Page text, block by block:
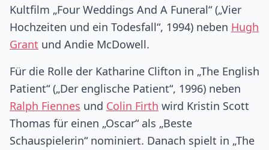
Kultfilm „Four Weddings And A Funeral“ („Vier
Hochzeiten und ein Todesfall“, 1994) neben Hugh
Grant und Andie McDowell.
Für die Rolle der Katharine Clifton in „The English
Patient“ („Der englische Patient“, 1996) neben
Ralph Fiennes und Colin Firth wird Kristin Scott
Thomas für einen „Oscar“ als „Beste
Schauspielerin“ nominiert. Danach spielt in „The